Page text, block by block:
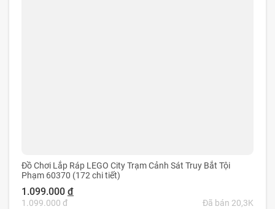
Đồ Chơi Lắp Ráp LEGO City Trạm Cảnh Sát Truy Bắt Tội
Phạm 60370 (172 chi tiết)
1.099.000 đ
1.099.000 đ Đã bán 20,3K